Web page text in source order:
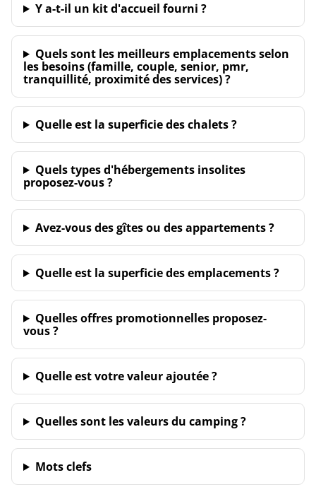
Y a-t-il un kit d'accueil fourni ?
Quels sont les meilleurs emplacements selon
les besoins (famille, couple, senior, pmr,
tranquillité, proximité des services) ?
Quelle est la superficie des chalets ?
Quels types d'hébergements insolites
proposez-vous ?
Avez-vous des gîtes ou des appartements ?
Quelle est la superficie des emplacements ?
Quelles offres promotionnelles proposez-
vous ?
Quelle est votre valeur ajoutée ?
Quelles sont les valeurs du camping ?
Mots clefs